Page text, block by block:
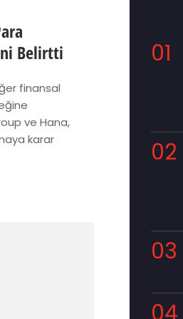
Belirtti
finansal
ve Hana,
karar
01
02
03